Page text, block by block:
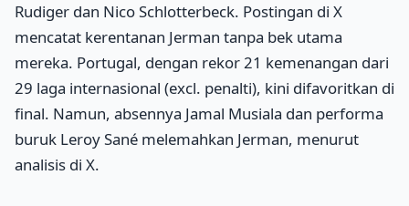
Rudiger dan Nico Schlotterbeck. Postingan di X
mencatat kerentanan Jerman tanpa bek utama
mereka. Portugal, dengan rekor 21 kemenangan dari
29 laga internasional (excl. penalti), kini difavoritkan di
final. Namun, absennya Jamal Musiala dan performa
buruk Leroy Sané melemahkan Jerman, menurut
analisis di X.